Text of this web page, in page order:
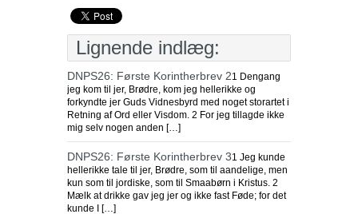
Lignende indlæg:
DNPS26: Første Korintherbrev 21 Dengang
jeg kom til jer, Brødre, kom jeg hellerikke og
forkyndte jer Guds Vidnesbyrd med noget storartet i
Retning af Ord eller Visdom. 2 For jeg tillagde ikke
mig selv nogen anden […]
DNPS26: Første Korintherbrev 31 Jeg kunde
hellerikke tale til jer, Brødre, som til aandelige, men
kun som til jordiske, som til Smaabørn i Kristus. 2
Mælk at drikke gav jeg jer og ikke fast Føde; for det
kunde I […]